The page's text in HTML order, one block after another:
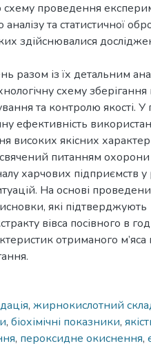
схему проведення
та статистичної
здійснювалися
разом із їх детальним
схему зберігання
та контролю якості. У
ефективність
високих якісних
питанням охорони
харчових підприємств у
На основі
які підтверджують
вівса посівного в
отриманого м’яса
, жирнокислотний
, біохімічні показники,
, пероксидне окиснення,